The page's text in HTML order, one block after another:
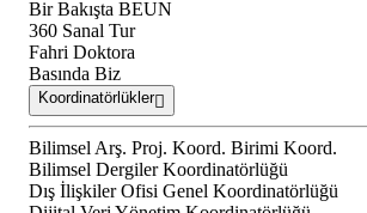
Bir Bakışta BEUN
360 Sanal Tur
Fahri Doktora
Basında Biz
Koordinatörlükler
Bilimsel Arş. Proj. Koord. Birimi Koord.
Bilimsel Dergiler Koordinatörlüğü
Dış İlişkiler Ofisi Genel Koordinatörlüğü